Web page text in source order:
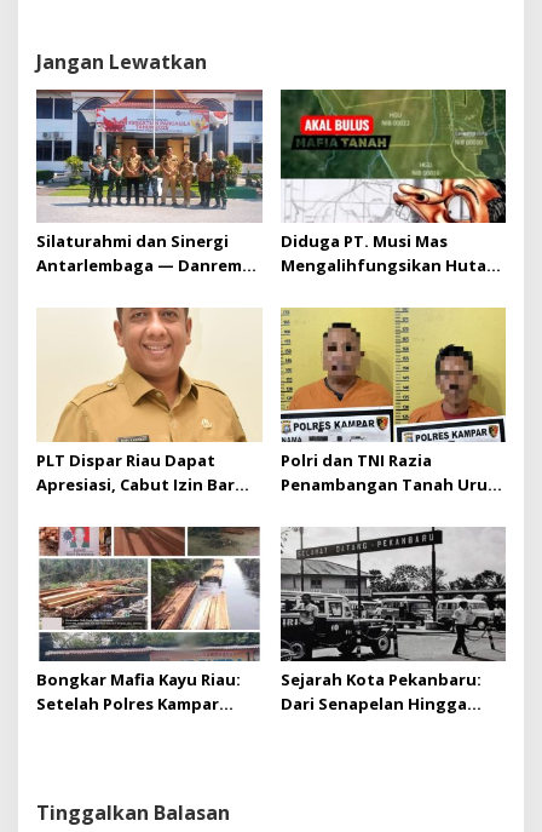
Jangan Lewatkan
Silaturahmi dan Sinergi
Antarlembaga — Danrem
Kejaksaan Negeri Kuansing
Diduga PT. Musi Mas
Mengalihfungsikan Hutan
diduga melebihi batas izin
yang diizinkan
PLT Dispar Riau Dapat
Apresiasi, Cabut Izin Bar
Pro-Rakyat
Polri dan TNI Razia
Penambangan Tanah Urug,
Bongkar Mafia Kayu Riau:
Setelah Polres Kampar
Sejarah Kota Pekanbaru:
Dari Senapelan Hingga
Tinggalkan Balasan